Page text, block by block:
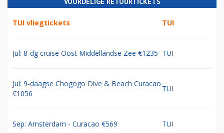
TUI vliegtickets TUI
Jul: 8-dg cruise Oost Middellandse Zee €1235 TUI
Jul: 9-daagse Chogogo Dive & Beach Curacao
€1056
TUI
Sep: Amsterdam - Curacao €569 TUI